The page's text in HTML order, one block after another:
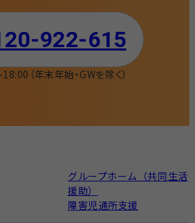
922-615​
（年末年始・GWを除く）
グループホーム（共同生活
援助）
障害児通所支援